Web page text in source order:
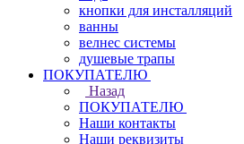
кнопки для инсталляций
ванны
велнес системы
душевые трапы
ПОКУПАТЕЛЮ
Назад
ПОКУПАТЕЛЮ
Наши контакты
Наши реквизиты